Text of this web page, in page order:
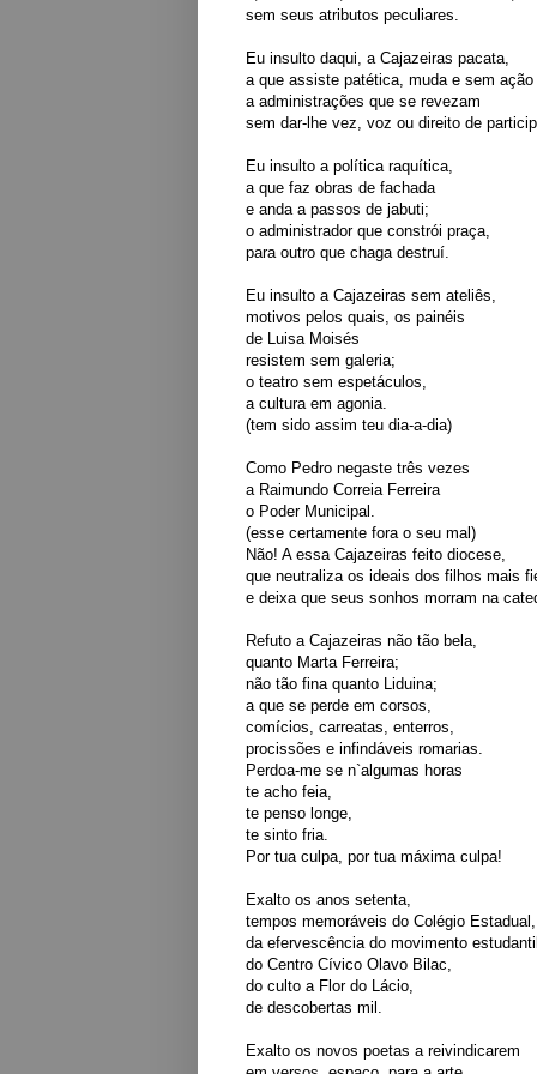
sem seus atributos peculiares.
Eu insulto daqui, a Cajazeiras pacata,
a que assiste patética, muda e sem ação
a administrações que se revezam
sem dar-lhe vez, voz ou direito de
Eu insulto a política raquítica,
a que faz obras de fachada
e anda a passos de jabuti;
o administrador que constrói praça,
para outro que chaga destruí.
Eu insulto a Cajazeiras sem ateliês,
motivos pelos quais, os painéis
de Luisa Moisés
resistem sem galeria;
o teatro sem espetáculos,
a cultura em agonia.
(tem sido assim teu dia-a-dia)
Como Pedro negaste três vezes
a Raimundo Correia Ferreira
o Poder Municipal.
(esse certamente fora o seu mal)
Não! A essa Cajazeiras feito diocese,
que neutraliza os ideais dos filhos mais
e deixa que seus sonhos morram na
Refuto a Cajazeiras não tão bela,
quanto Marta Ferreira;
não tão fina quanto Liduina;
a que se perde em corsos,
comícios, carreatas, enterros,
procissões e infindáveis romarias.
Perdoa-me se n`algumas horas
te acho feia,
te penso longe,
te sinto fria.
Por tua culpa, por tua máxima culpa!
Exalto os anos setenta,
tempos memoráveis do Colégio Estadual,
da efervescência do movimento estudantil,
do Centro Cívico Olavo Bilac,
do culto a Flor do Lácio,
de descobertas mil.
Exalto os novos poetas a reivindicarem